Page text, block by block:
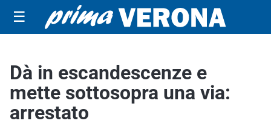
☰
Dà in escandescenze e
mette sottosopra una via:
arrestato